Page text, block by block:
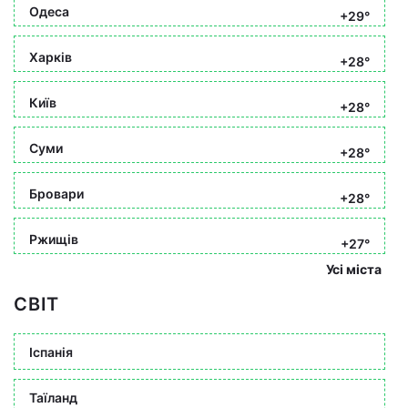
Одеса +29°
Харків +28°
Київ +28°
Суми +28°
Бровари +28°
Ржищів
+27°
Усі міста
СВІТ
Іспанія
Таїланд